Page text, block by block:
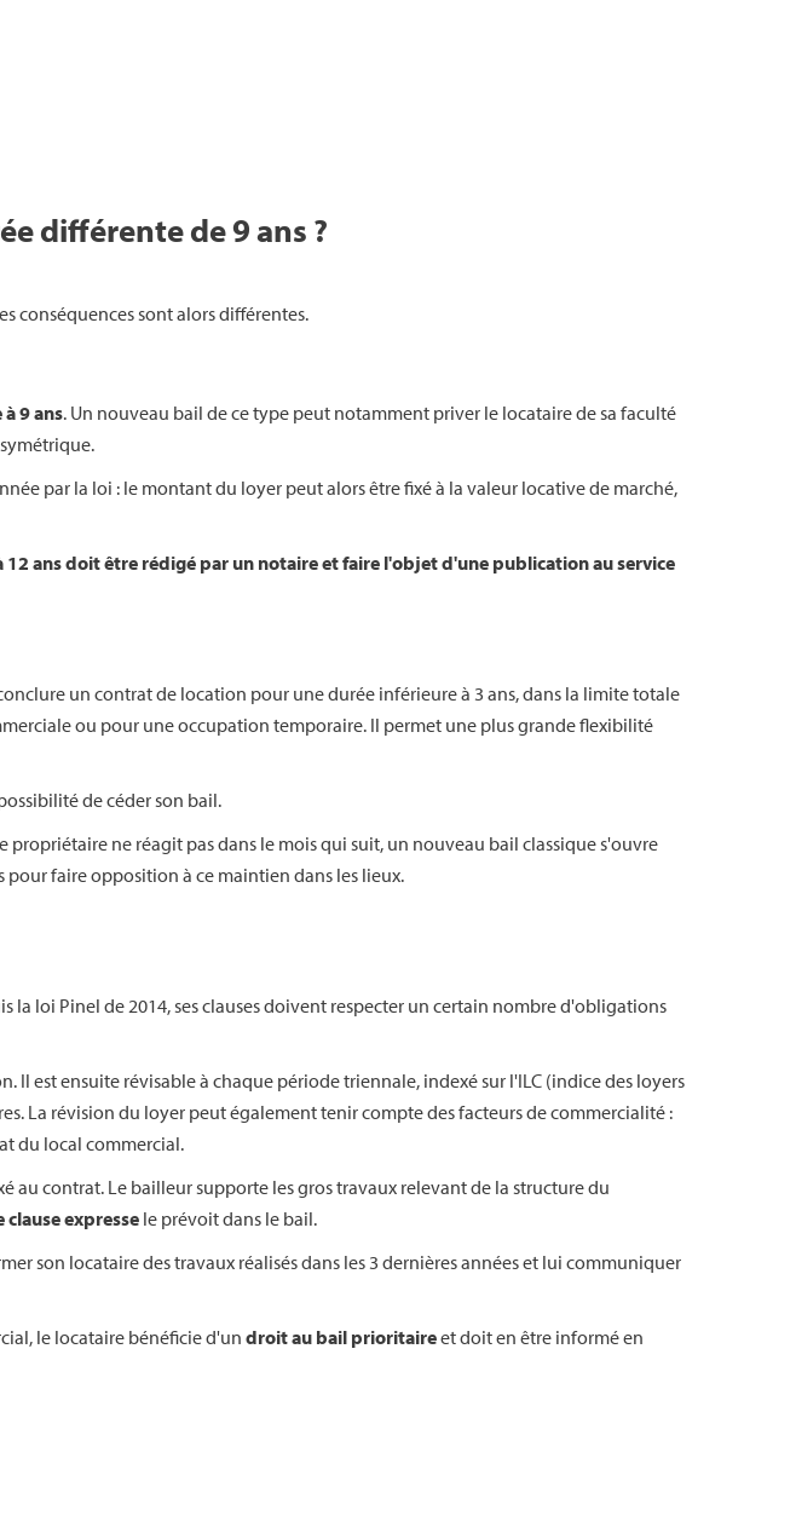
différente de 9 ans ?
conséquences sont alors différentes.
9 ans. Un nouveau bail de ce type peut notamment priver le locataire de sa faculté
par la loi : le montant du loyer peut alors être fixé à la valeur locative de marché,
ans doit être rédigé par un notaire et faire l'objet d'une publication au service
un contrat de location pour une durée inférieure à 3 ans, dans la limite totale
ou pour une occupation temporaire. Il permet une plus grande flexibilité
de céder son bail.
propriétaire ne réagit pas dans le mois qui suit, un nouveau bail classique s'ouvre
faire opposition à ce maintien dans les lieux.
loi Pinel de 2014, ses clauses doivent respecter un certain nombre d'obligations
est ensuite révisable à chaque période triennale, indexé sur l'ILC (indice des loyers
La révision du loyer peut également tenir compte des facteurs de commercialité :
du local commercial.
contrat. Le bailleur supporte les gros travaux relevant de la structure du
clause expresse le prévoit dans le bail.
son locataire des travaux réalisés dans les 3 dernières années et lui communiquer
le locataire bénéficie d'undroit au bail prioritaireet doit en être informé en